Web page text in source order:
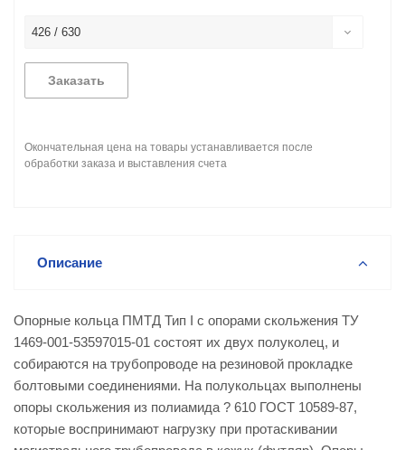
426 / 630
Заказать
Окончательная цена на товары устанавливается после
обработки заказа и выставления счета
Описание
Опорные кольца ПМТД Тип I с опорами скольжения ТУ
1469-001-53597015-01 состоят их двух полуколец, и
собираются на трубопроводе на резиновой прокладке
болтовыми соединениями. На полукольцах выполнены
опоры скольжения из полиамида ? 610 ГОСТ 10589-87,
которые воспринимают нагрузку при протаскивании